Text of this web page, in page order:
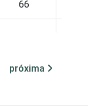
66
74
próxima